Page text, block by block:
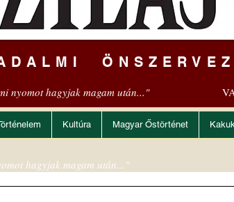
nyomot hagyjak magam után..."
Kultúra Magyar Őstörténet
hagyjak magam után..."